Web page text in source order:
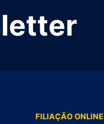
FILIAÇÃO ONLINE